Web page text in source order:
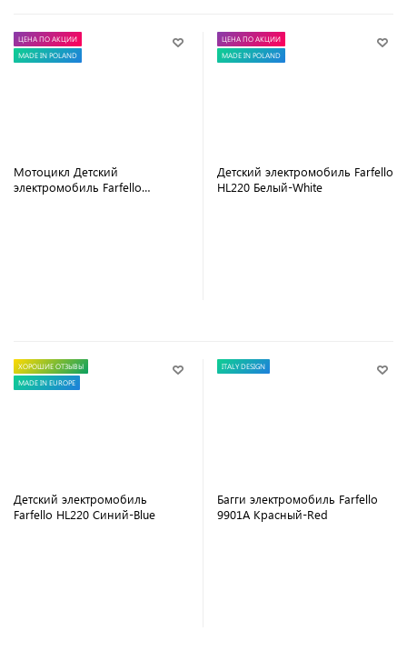
ЦЕНА ПО АКЦИИ
MADE IN POLAND
Мотоцикл Детский
электромобиль Farfello
ЦЕНА ПО АКЦИИ
MADE IN POLAND
Детский электромобиль Farfello
HL220 Белый-White
ХОРОШИЕ ОТЗЫВЫ
MADE IN EUROPE
Детский электромобиль
Farfello HL220 Синий-Blue
ITALY DESIGN
Багги электромобиль Farfello
9901A Красный-Red